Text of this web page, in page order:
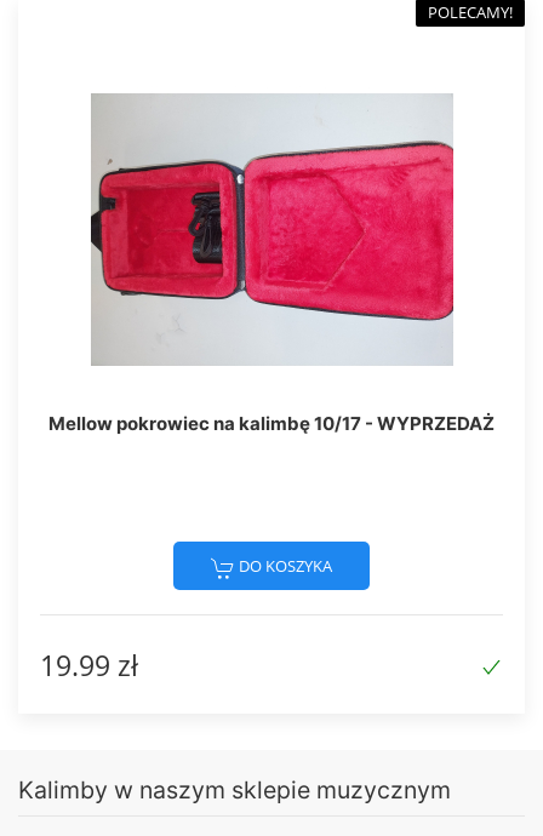
POLECAMY!
Mellow pokrowiec na kalimbę 10/17 - WYPRZEDAŻ
DO KOSZYKA
19.99 zł
Kalimby w naszym sklepie muzycznym